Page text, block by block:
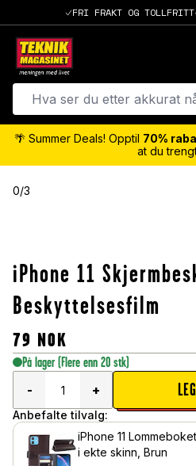
FRI FRAKT OG TOLLFRITT
🌴 Summer Deals! Opptil 70%
at du
0/3
iPhone 11
Beskyttelsesfilm
79 NOK
På lager (Flere enn 20 stk)
-
+
Anbefalte tilvalg:
iPhone 11
i ekte skinn, Brun